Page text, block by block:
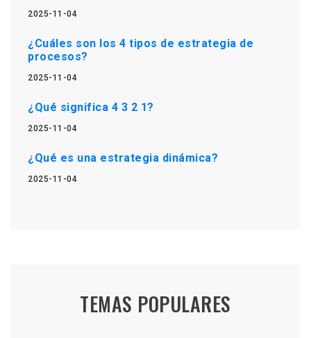
2025-11-04
¿Cuáles son los 4 tipos de estrategia de
procesos?
2025-11-04
¿Qué significa 4 3 2 1?
2025-11-04
¿Qué es una estrategia dinámica?
2025-11-04
TEMAS POPULARES